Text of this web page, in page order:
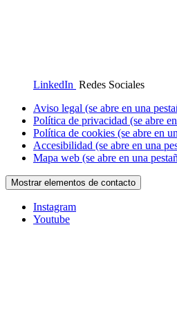
LinkedIn Redes Sociales
Aviso legal (se abre en una
Política de privacidad (se abre
Política de cookies (se abre en
Accesibilidad (se abre en una
Mapa web (se abre en una
Mostrar elementos de contacto
Instagram
Youtube